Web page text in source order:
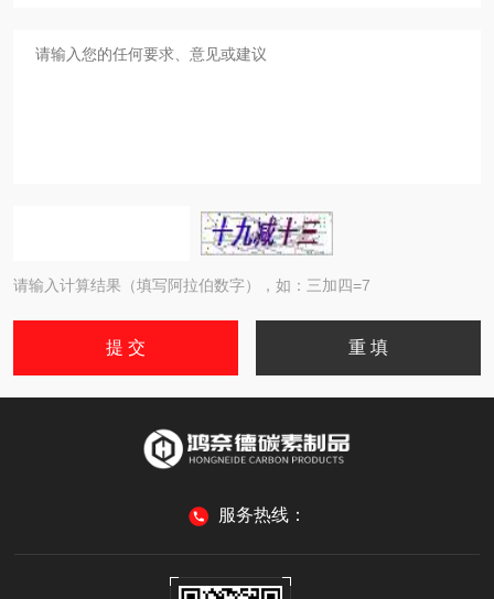
请输入计算结果（填写阿拉伯数字），如：三加四=7
服务热线：